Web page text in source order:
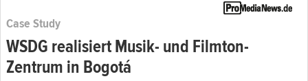
Case Study
WSDG realisiert Musik- und Filmton-
Zentrum in Bogotá